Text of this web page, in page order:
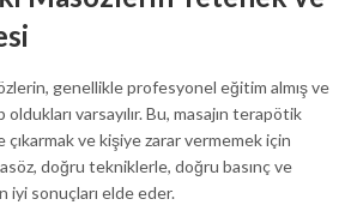
genellikle profesyonel eğitim almış ve
varsayılır. Bu, masajın terapötik
ve kişiye zarar vermemek için
doğru tekniklerle, doğru basınç ve
iyi sonuçları elde eder.